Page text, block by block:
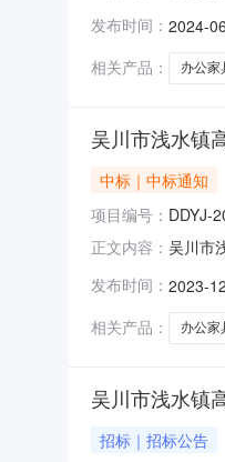
主体采
茂
发布时间： 2024-
相关产品：
办公家
吴川市浅水镇
中标｜中标通知
项目编号： DDYJ-
正文内容： 吴川市
具店（
学处
发布时间： 2023-
相关产品：
办公家
吴川市浅水镇
招标｜招标公告